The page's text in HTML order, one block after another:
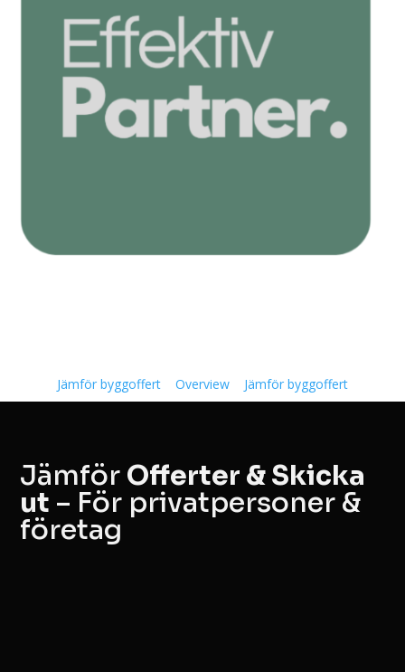
Jämför byggoffert Overview Jämför byggoffert
Jämför Offerter & Skicka
ut – För privatpersoner &
företag